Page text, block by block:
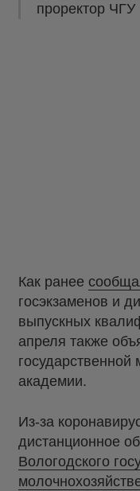
проректор
Как ранее
госэкзаменов и
выпускных
апреля также
государственной
академии.
Из-за
дистанционное
Вологодского